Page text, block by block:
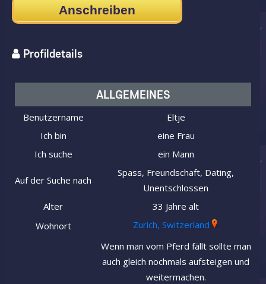
Anschreiben
Profildetails
ALLGEMEINES
Benutzername
Eltje
Ich bin
eine Frau
Ich suche
ein Mann
Auf der Suche nach
Spass, Freundschaft, Dating,
Unentschlossen
Alter
33 Jahre alt
Wohnort
Zurich, Switzerland
Wenn man vom Pferd fällt sollte man
auch gleich nochmals aufsteigen und
weitermachen.